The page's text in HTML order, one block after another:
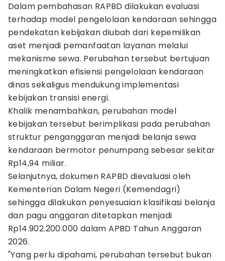
Dalam pembahasan RAPBD dilakukan evaluasi
terhadap model pengelolaan kendaraan sehingga
pendekatan kebijakan diubah dari kepemilikan
aset menjadi pemanfaatan layanan melalui
mekanisme sewa. Perubahan tersebut bertujuan
meningkatkan efisiensi pengelolaan kendaraan
dinas sekaligus mendukung implementasi
kebijakan transisi energi.
Khalik menambahkan, perubahan model
kebijakan tersebut berimplikasi pada perubahan
struktur penganggaran menjadi belanja sewa
kendaraan bermotor penumpang sebesar sekitar
Rp14,94 miliar.
Selanjutnya, dokumen RAPBD dievaluasi oleh
Kementerian Dalam Negeri (Kemendagri)
sehingga dilakukan penyesuaian klasifikasi belanja
dan pagu anggaran ditetapkan menjadi
Rp14.902.200.000 dalam APBD Tahun Anggaran
2026.
"Yang perlu dipahami, perubahan tersebut bukan